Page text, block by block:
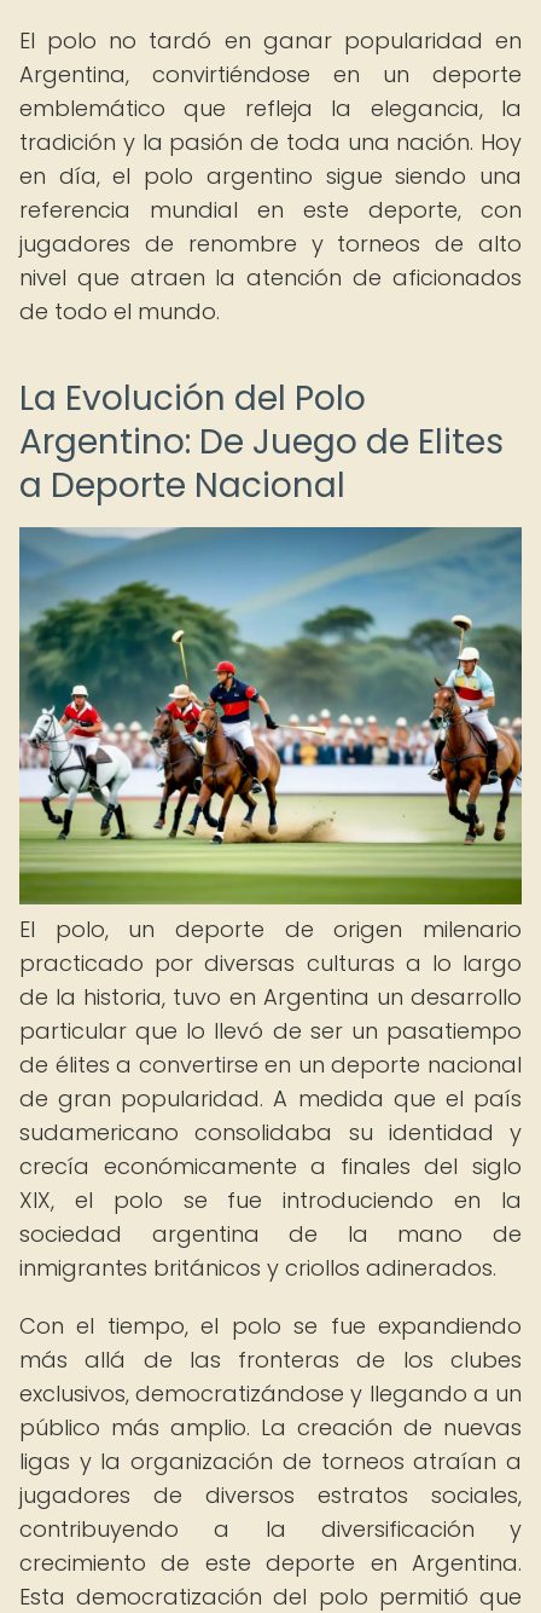
El polo no tardó en ganar popularidad en
Argentina, convirtiéndose en un deporte
emblemático que refleja la elegancia, la
tradición y la pasión de toda una nación. Hoy
en día, el polo argentino sigue siendo una
referencia mundial en este deporte, con
jugadores de renombre y torneos de alto
nivel que atraen la atención de aficionados
de todo el mundo.
La Evolución del Polo
Argentino: De Juego de Elites
a Deporte Nacional
El polo, un deporte de origen milenario
practicado por diversas culturas a lo largo
de la historia, tuvo en Argentina un desarrollo
particular que lo llevó de ser un pasatiempo
de élites a convertirse en un deporte nacional
de gran popularidad. A medida que el país
sudamericano consolidaba su identidad y
crecía económicamente a finales del siglo
XIX, el polo se fue introduciendo en la
sociedad argentina de la mano de
inmigrantes británicos y criollos adinerados.
Con el tiempo, el polo se fue expandiendo
más allá de las fronteras de los clubes
exclusivos, democratizándose y llegando a un
público más amplio. La creación de nuevas
ligas y la organización de torneos atraían a
jugadores de diversos estratos sociales,
contribuyendo a la diversificación y
crecimiento de este deporte en Argentina.
Esta democratización del polo permitió que